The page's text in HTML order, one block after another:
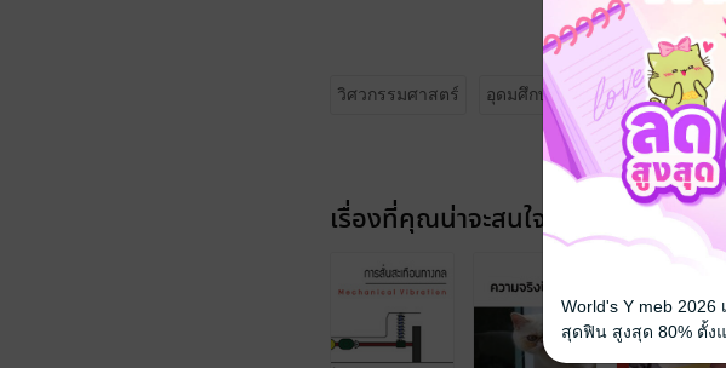
วิศวกรรมศาสตร์ อุดมศึกษา
เรื่องที่คุณน่าจะสนใจ
World's Y meb
สุดฟิน สูงสุด 80% ตั้ง